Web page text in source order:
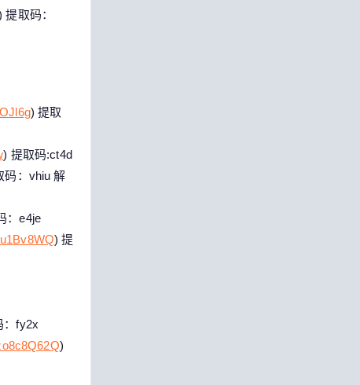
提取码：
) 提取
) 提取码:ct4d
码：vhiu 解
：e4je
) 提
：fy2x
)